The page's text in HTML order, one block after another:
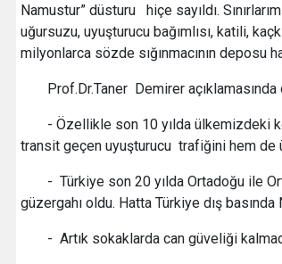
Namustur” düsturu hiçe sayıldı.
uğursuzu, uyuşturucu bağımlısı, katili,
milyonlarca sözde sığınmacının deposu
Prof.Dr.Taner Demirer
- Özellikle son 10 yılda ülkemizdeki
transit geçen uyuşturucu trafiğini hem de
- Türkiye son 20 yılda Ortadoğu ile
güzergahı oldu. Hatta Türkiye dış basında
- Artık sokaklarda can güveliği